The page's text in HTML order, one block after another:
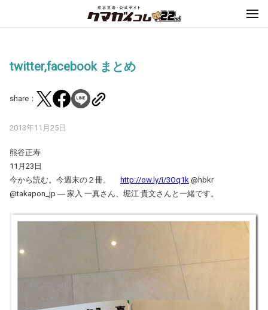
twitter,facebook まとめ
share：
2013年11月25日
熊谷正寿
11月23日
今から読む。今週末の２冊。
http://ow.ly/i/3Oq1k @hbkr
@takapon_jp ― 家入 一真さん、堀江 貴文さんと一緒です。